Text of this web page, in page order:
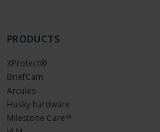
PRODUCTS
XProtect®
BriefCam
Arcules
Husky hardware
Milestone Care™